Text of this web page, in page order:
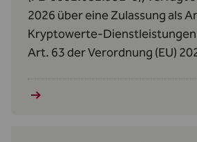
2026 über eine Zulassung als
Kryptowerte‑Dienstleistungen
Art. 63 der Verordnung (EU)
(MiCAR).